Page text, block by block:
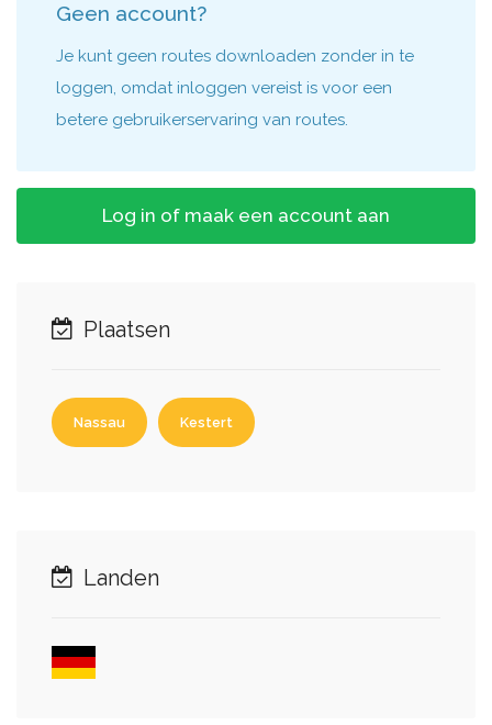
Geen account?
Je kunt geen routes downloaden zonder in te
loggen, omdat inloggen vereist is voor een
betere gebruikerservaring van routes.
Log in of maak een account aan
Plaatsen
Nassau Kestert
Landen